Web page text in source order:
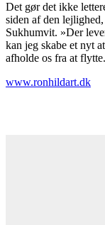
Det gør det ikke
siden af den
Sukhumvit. »Der
kan jeg skabe et nyt
afholde os fra at
www.ronhildart.dk